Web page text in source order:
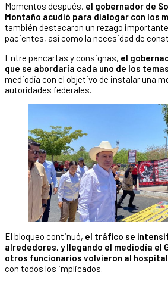
Momentos después, el gobernador de
Montaño acudió para dialogar con los
también destacaron un rezago
pacientes, así como la necesidad de
Entre pancartas y consignas, el
que se abordaría cada uno de los temas
mediodía con el objetivo de instalar una
autoridades federales.
El bloqueo continuó, el tráfico se
alrededores, y llegando el mediodía el
otros funcionarios volvieron al
con todos los implicados.